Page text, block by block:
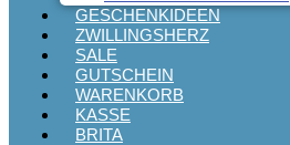
GESCHENKIDEEN
ZWILLINGSHERZ
SALE
GUTSCHEIN
WARENKORB
KASSE
BRITA